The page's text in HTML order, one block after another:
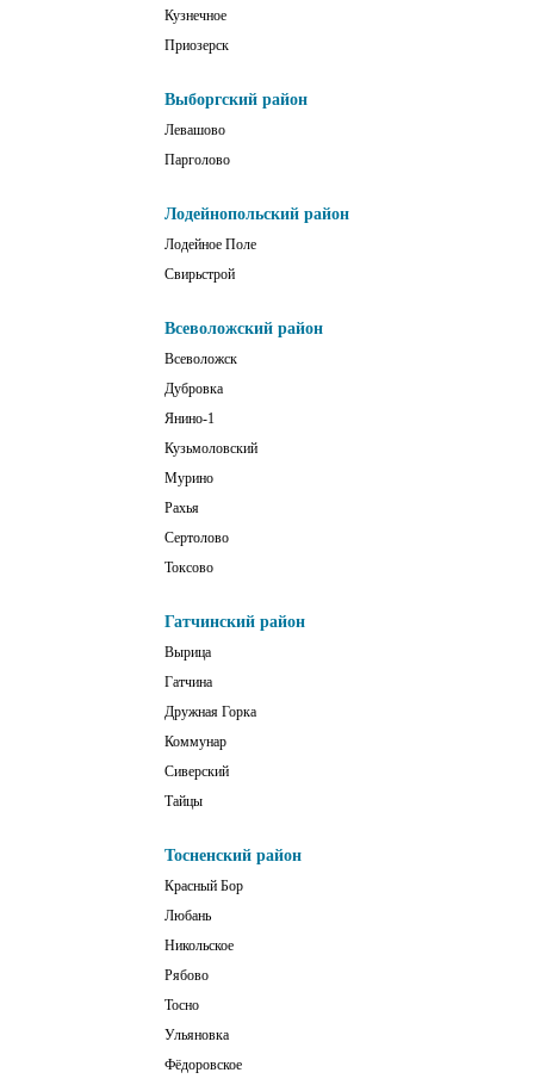
Кузнечное
Приозерск
Выборгский район
Левашово
Парголово
Лодейнопольский район
Лодейное Поле
Свирьстрой
Всеволожский район
Всеволожск
Дубровка
Янино-1
Кузьмоловский
Мурино
Рахья
Сертолово
Токсово
Гатчинский район
Вырица
Гатчина
Дружная Горка
Коммунар
Сиверский
Тайцы
Тосненский район
Красный Бор
Любань
Никольское
Рябово
Тосно
Ульяновка
Фёдоровское